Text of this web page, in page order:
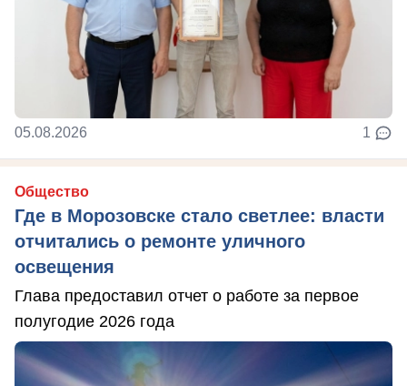
05.08.2026 1
Общество
Где в Морозовске стало светлее: власти
отчитались о ремонте уличного
освещения
Глава предоставил отчет о работе за первое
полугодие 2026 года